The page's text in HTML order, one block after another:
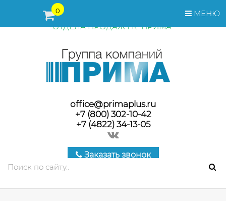
МЕНЮ
0
ПЕРЕД ОФОРМЛЕНИЕМ ЗАКАЗА, СТОИМОСТЬ И СРОКИ
ПОСТАВКИ ТОВАРА УТОЧНЯЙТЕ У МЕНЕДЖЕРОВ
ОТДЕЛА ПРОДАЖ ГК "ПРИМА"
office@primaplus.ru
+7 (800) 302-10-42
+7 (4822) 34-13-05
Заказать звонок